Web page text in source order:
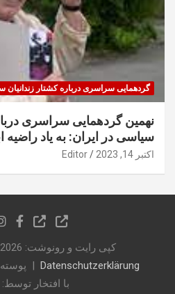
گردهمایی سراسری درباره کشتار زندانیان
نهمین گردهمایی سراسری
سیاسی در ایران: به یاد راضیه
اکتبر 14, 2023 Editor
کپی رایت و رونوشت: 2026
Datenschutzerklärung
با افتخار توسط: